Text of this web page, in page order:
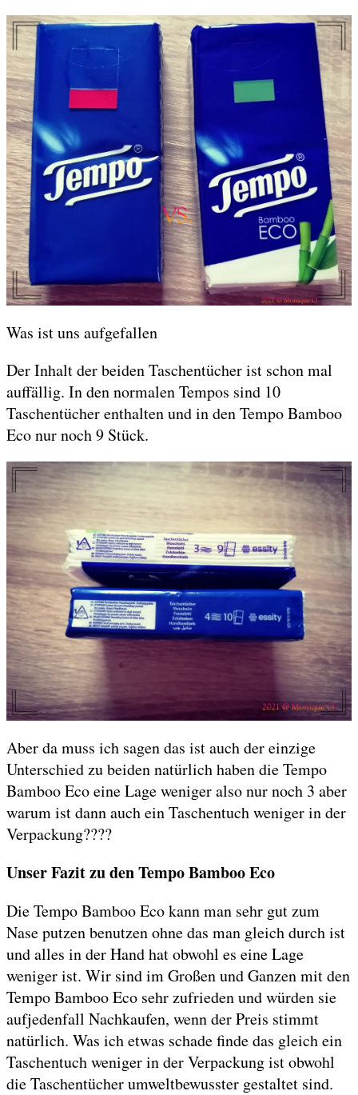
Was ist uns aufgefallen
Der Inhalt der beiden Taschentücher ist schon mal
auffällig. In den normalen Tempos sind 10
Taschentücher enthalten und in den Tempo Bamboo
Eco nur noch 9 Stück.
Aber da muss ich sagen das ist auch der einzige
Unterschied zu beiden natürlich haben die Tempo
Bamboo Eco eine Lage weniger also nur noch 3 aber
warum ist dann auch ein Taschentuch weniger in der
Verpackung????
Unser Fazit zu den Tempo Bamboo Eco
Die Tempo Bamboo Eco kann man sehr gut zum
Nase putzen benutzen ohne das man gleich durch ist
und alles in der Hand hat obwohl es eine Lage
weniger ist. Wir sind im Großen und Ganzen mit den
Tempo Bamboo Eco sehr zufrieden und würden sie
aufjedenfall Nachkaufen, wenn der Preis stimmt
natürlich. Was ich etwas schade finde das gleich ein
Taschentuch weniger in der Verpackung ist obwohl
die Taschentücher umweltbewusster gestaltet sind.